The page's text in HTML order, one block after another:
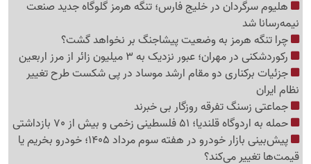
هلیوم سرگردان در خلیج فارس؛ تنگه هرمز گلوگاه جدید صنعت
نیمه‌رسانا شد
چرا تنگه هرمز به وضعیت پیشاجنگ بر نخواهد گشت؟
رکوردشکنی در مهران؛ عبور نزدیک به 3 میلیون زائر از مرز اربعین
جزئیات برکناری دو مقام ارشد موساد در پی شکست طرح تغییر
نظام ایران
جماعتی زسنگ تفرقه روزگار بی خبرند
حمله به اردوگاه قلندیا؛ 51 فلسطینی زخمی و بیش از 70 بازداشتی
پیش‌بینی بازار خودرو در هفته سوم مرداد 1405؛ خودرو بخریم یا
قیمت‌ها تغییر می‌کند؟